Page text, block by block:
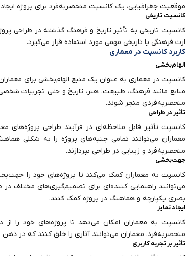
موقعیت جغرافیایی، یک کانسپت منحصربه‌فرد برای پروژه
کانسپت تاریخی
کانسپت تاریخی به تأثیر تاریخ و فرهنگ گذشته در طراحی
ارث فرهنگی یا تاریخی مهمی مورد استفاده قرار می‌گیرد.
کاربرد کانسپت در معماری
الهام‌بخشی
کانسپت در معماری به عنوان یک منبع الهام‌بخشی برای
منابع مانند فرهنگ، طبیعت، هنر، تاریخ و حتی تجربیات
منحصربه‌فردی منجر شوند.
تأثیر در طراحی
کانسپت تأثیر قابل ملاحظه‌ای در فرآیند طراحی پروژه‌های
معماران می‌توانند تمامی جنبه‌های پروژه را به شکلی
منحصربه‌فرد و زیبایی در طراحی بپردازند.
جهت‌بخشی
کانسپت به معماران کمک می‌کند تا پروژه‌های خود را
می‌توانند راهنمایی کننده‌ای برای تصمیم‌گیری‌های مختلف
بصری یکپارچه و هماهنگ در پروژه کمک کنند.
ایجاد تمایز
کانسپت به معماران امکان می‌دهد تا پروژه‌های خود را از
منحصربه‌فرد، معماران می‌توانند آثاری را خلق کنند که در ذهن
تأثیر بر تجربه کاربری